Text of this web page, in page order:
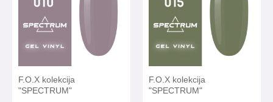
F.O.X kolekcija
"SPECTRUM"
F.O.X kolekcija
"SPECTRUM"